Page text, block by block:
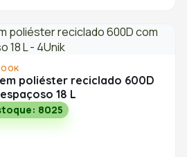
em poliéster reciclado 600D
18 L
8025